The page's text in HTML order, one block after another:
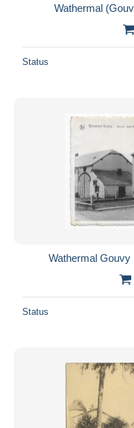
Wathermal
Status
Wathermal Gouvy
Status